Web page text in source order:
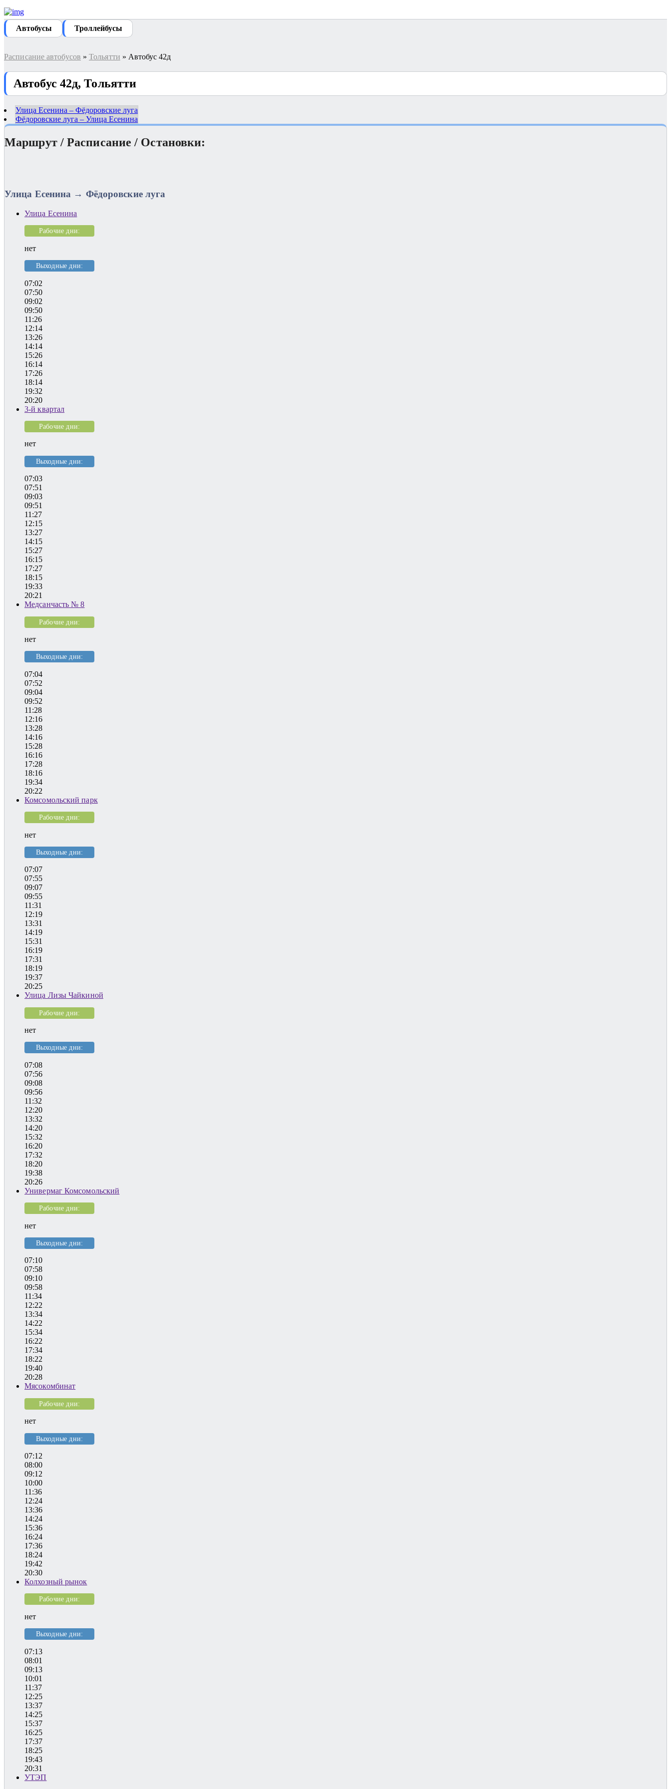
Автобуcы Троллейбусы
Расписание автобусов » Тольятти » Автобус 42д
Автобус 42д, Тольятти
Улица Есенина – Фёдоровские луга
Фёдоровские луга – Улица Есенина
Маршрут / Расписание / Остановки:
Улица Есенина → Фёдоровские луга
Улица Есенина
Рабочие дни:
нет
Выходные дни:
07:02
07:50
09:02
09:50
11:26
12:14
13:26
14:14
15:26
16:14
17:26
18:14
19:32
20:20
3-й квартал
Рабочие дни:
нет
Выходные дни:
07:03
07:51
09:03
09:51
11:27
12:15
13:27
14:15
15:27
16:15
17:27
18:15
19:33
20:21
Медсанчасть № 8
Рабочие дни:
нет
Выходные дни:
07:04
07:52
09:04
09:52
11:28
12:16
13:28
14:16
15:28
16:16
17:28
18:16
19:34
20:22
Комсомольский парк
Рабочие дни:
нет
Выходные дни:
07:07
07:55
09:07
09:55
11:31
12:19
13:31
14:19
15:31
16:19
17:31
18:19
19:37
20:25
Улица Лизы Чайкиной
Рабочие дни:
нет
Выходные дни:
07:08
07:56
09:08
09:56
11:32
12:20
13:32
14:20
15:32
16:20
17:32
18:20
19:38
20:26
Универмаг Комсомольский
Рабочие дни:
нет
Выходные дни:
07:10
07:58
09:10
09:58
11:34
12:22
13:34
14:22
15:34
16:22
17:34
18:22
19:40
20:28
Мясокомбинат
Рабочие дни:
нет
Выходные дни:
07:12
08:00
09:12
10:00
11:36
12:24
13:36
14:24
15:36
16:24
17:36
18:24
19:42
20:30
Колхозный рынок
Рабочие дни:
нет
Выходные дни:
07:13
08:01
09:13
10:01
11:37
12:25
13:37
14:25
15:37
16:25
17:37
18:25
19:43
20:31
УТЭП